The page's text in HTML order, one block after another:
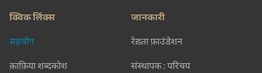
क्विक लिंक्स
सहयोग
क़ाफ़िया शब्दकोश
जानकारी
रेख़्ता फ़ाउंडेशन
संस्थापक : परिचय